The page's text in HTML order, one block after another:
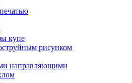
купе
рисунком
направляющими